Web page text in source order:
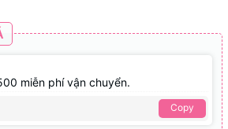
miễn phí vận chuyển.
Copy